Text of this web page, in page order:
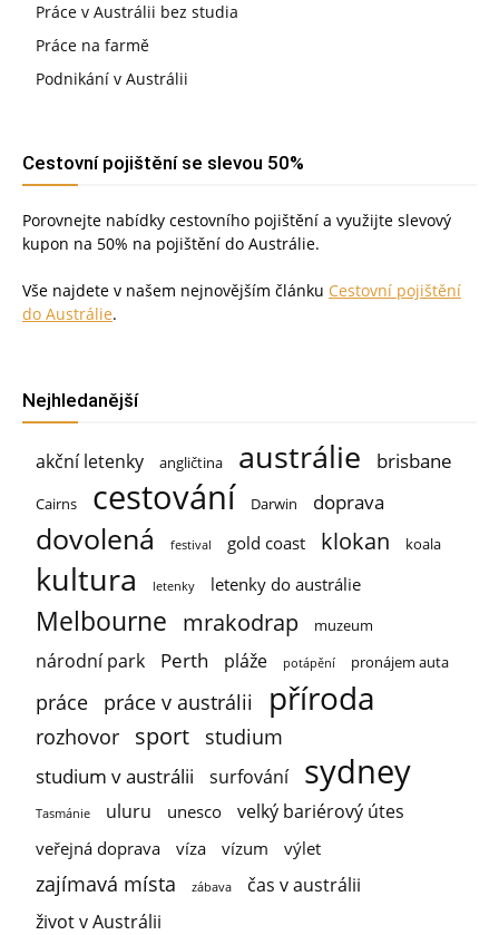
Práce v Austrálii bez studia
Práce na farmě
Podnikání v Austrálii
Cestovní pojištění se slevou 50%
Porovnejte nabídky cestovního pojištění a využijte slevový
kupon na 50% na pojištění do Austrálie.
Vše najdete v našem nejnovějším článku Cestovní pojištění
do Austrálie.
Nejhledanější
akční letenky angličtina austrálie brisbane
Cairns cestování Darwin doprava
dovolená festival gold coast klokan koala
kultura letenky letenky do austrálie
Melbourne mrakodrap muzeum
národní park Perth pláže potápění pronájem auta
práce práce v austrálii příroda
rozhovor sport studium
studium v austrálii surfování sydney
Tasmánie uluru unesco velký bariérový útes
veřejná doprava víza vízum výlet
zajímavá místa zábava
čas v austrálii
život v Austrálii